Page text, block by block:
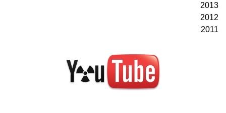
2013
2012
2011